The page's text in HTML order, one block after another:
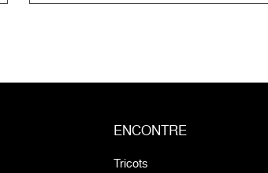
ENCONTRE
Tricots